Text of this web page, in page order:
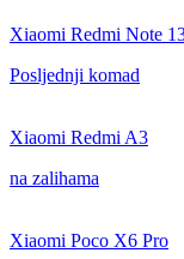
Xiaomi Redmi Note
Posljednji komad
Xiaomi Redmi A3
na zalihama
Xiaomi Poco X6 Pro